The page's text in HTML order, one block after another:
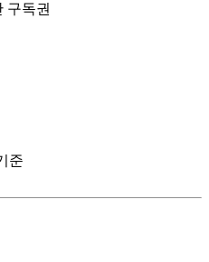
구독권
준